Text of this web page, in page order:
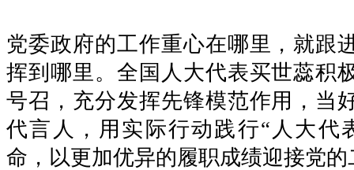
党委政府的工作重心在哪里，就跟
挥到哪里。全国人大代表买世蕊积
号召，充分发挥先锋模范作用，当
代言人，用实际行动践行“人大代
命，以更加优异的履职成绩迎接党